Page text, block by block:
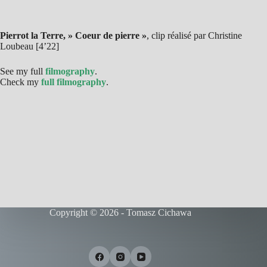
Pierrot la Terre, » Coeur de pierre », clip réalisé par Christine
Loubeau [4’22]
See my full filmography.
Check my full filmography.
Copyright © 2026 - Tomasz Cichawa